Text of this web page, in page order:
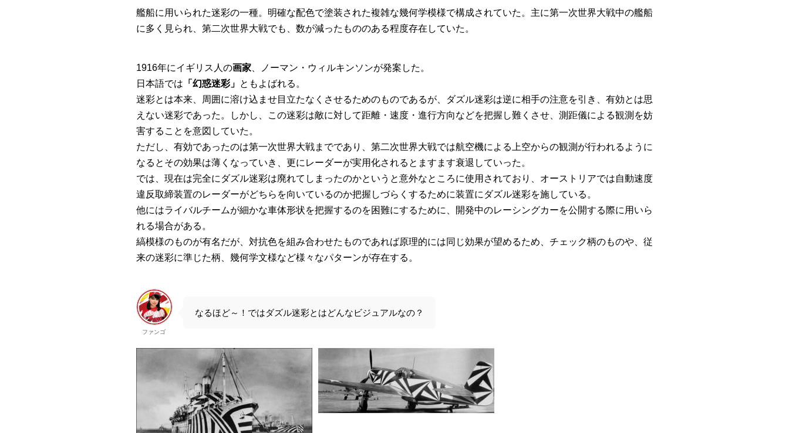
艦船に用いられた迷彩の一種。明確な配色で塗装された複雑な幾何学模様で構成されていた。主に第一次世界大戦中の艦船
に多く見られ、第二次世界大戦でも、数が減ったもののある程度存在していた。
1916年にイギリス人の画家 、ノーマン・ウィルキンソンが発案した。
日本語では 「幻惑迷彩」 ともよばれる。
迷彩とは本来、周囲に溶け込ませ目立たなくさせるためのものであるが、ダズル迷彩は逆に相手の注意を引き、有効とは思
えない迷彩であった。しかし、この迷彩は敵に対して距離・速度・進行方向などを把握し難くさせ、測距儀による観測を妨
害することを意図していた。
ただし、有効であったのは第一次世界大戦までであり、第二次世界大戦では航空機による上空からの観測が行われるように
なるとその効果は薄くなっていき、更にレーダーが実用化されるとますます衰退していった。
では、現在は完全にダズル迷彩は廃れてしまったのかというと意外なところに使用されており、オーストリアでは自動速度
違反取締装置のレーダーがどちらを向いているのか把握しづらくするために装置にダズル迷彩を施している。
他にはライバルチームが細かな車体形状を把握するのを困難にするために、開発中のレーシングカーを公開する際に用いら
れる場合がある。
縞模様のものが有名だが、対抗色を組み合わせたものであれば原理的には同じ効果が望めるため、チェック柄のものや、従
来の迷彩に準じた柄、幾何学文様など様々なパターンが存在する。
ファンゴ
なるほど～！ではダズル迷彩とはどんなビジュアルなの？